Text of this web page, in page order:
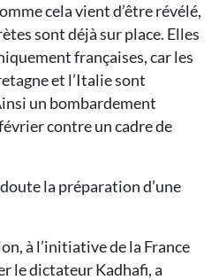
cela vient d’être révélé,
sont déjà sur place. Elles
françaises, car les
et l’Italie sont
un bombardement
contre un cadre de
la préparation d’une
à l’initiative de la France
le dictateur Kadhafi, a